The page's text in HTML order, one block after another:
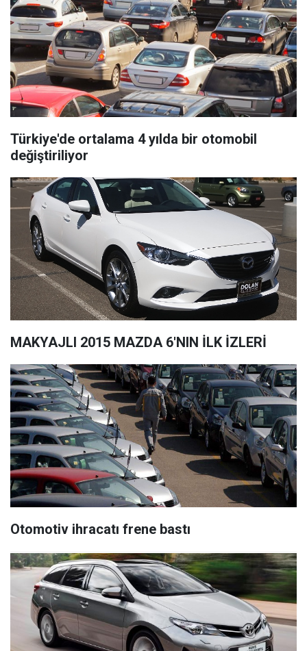
Türkiye'de ortalama 4 yılda bir otomobil
değiştiriliyor
MAKYAJLI 2015 MAZDA 6'NIN İLK İZLERİ
Otomotiv ihracatı frene bastı